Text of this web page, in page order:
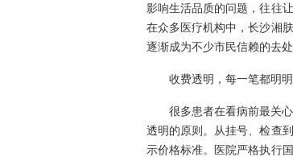
影响生活品质的问题，往往
在众多医疗机构中，长沙湘
逐渐成为不少市民信赖的去处
收费透明，每一笔都明
很多患者在看病前最关
透明的原则。从挂号、检查
示价格标准。医院严格执行